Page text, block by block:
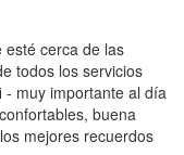
esté cerca de las
todos los servicios
- muy importante al día
buena
mejores recuerdos